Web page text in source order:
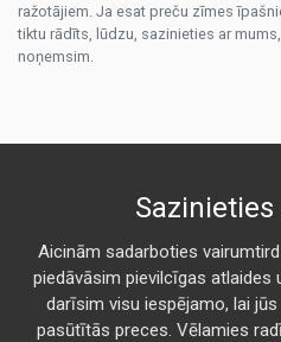
ražotājiem. Ja esat preču zīmes
tiktu rādīts, lūdzu, sazinieties ar
noņemsim.
Aicinām sadarboties
piedāvāsim pievilcīgas
darīsim visu iespējamo, lai
pasūtītās preces. Vēlamies